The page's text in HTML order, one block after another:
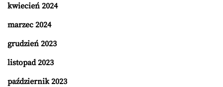
kwiecień 2024
marzec 2024
grudzień 2023
listopad 2023
październik 2023